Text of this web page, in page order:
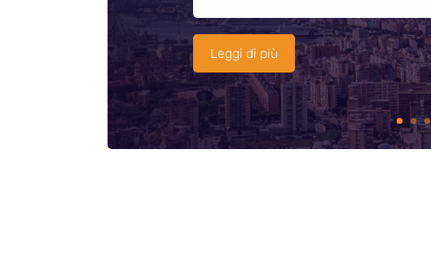
Leggi di più